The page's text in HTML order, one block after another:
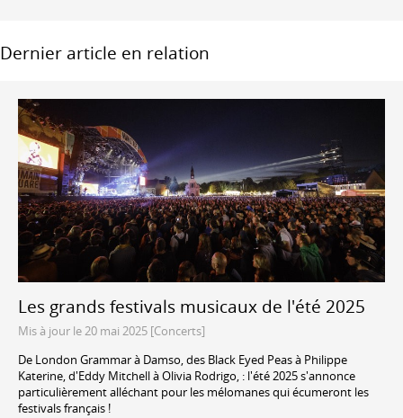
Dernier article en relation
Les grands festivals musicaux de l'été 2025
Mis à jour le 20 mai 2025 [Concerts]
De London Grammar à Damso, des Black Eyed Peas à Philippe
Katerine, d'Eddy Mitchell à Olivia Rodrigo, : l'été 2025 s'annonce
particulièrement alléchant pour les mélomanes qui écumeront les
festivals français !